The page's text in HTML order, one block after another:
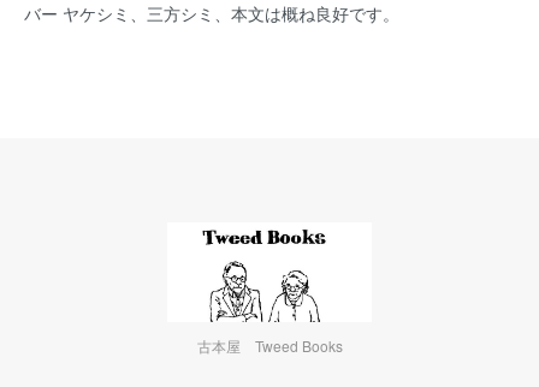
バー ヤケシミ、三方シミ、本文は概ね良好です。
古本屋 Tweed Books